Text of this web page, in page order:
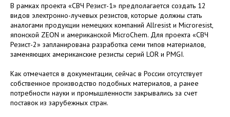
В рамках проекта «СВЧ Резист-1» предполагается создать 12
видов электронно-лучевых резистов, которые должны стать
аналогами продукции немецких компаний Allresist и Microresist,
японской ZEON и американской MicroChem. Для проекта «СВЧ
Резист-2» запланирована разработка семи типов материалов,
заменяющих американские резисты серий LOR и PMGI.
Как отмечается в документации, сейчас в России отсутствует
собственное производство подобных материалов, а ранее
потребности науки и промышленности закрывались за счет
поставок из зарубежных стран.